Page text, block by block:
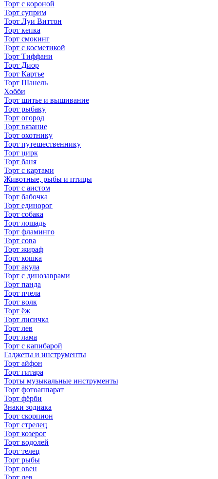
Торт с короной
Торт суприм
Торт Луи Виттон
Торт кепка
Торт смокинг
Торт с косметикой
Торт Тиффани
Торт Диор
Торт Картье
Торт Шанель
Хобби
Торт шитье и вышивание
Торт рыбаку
Торт огород
Торт вязание
Торт охотнику
Торт путешественнику
Торт цирк
Торт баня
Торт с картами
Животные, рыбы и птицы
Торт с аистом
Торт бабочка
Торт единорог
Торт собака
Торт лошадь
Торт фламинго
Торт сова
Торт жираф
Торт кошка
Торт акула
Торт с динозаврами
Торт панда
Торт пчела
Торт волк
Торт ёж
Торт лисичка
Торт лев
Торт лама
Торт с капибарой
Гаджеты и инструменты
Торт айфон
Торт гитара
Торты музыкальные инструменты
Торт фотоаппарат
Торт фёрби
Знаки зодиака
Торт скорпион
Торт стрелец
Торт козерог
Торт водолей
Торт телец
Торт рыбы
Торт овен
Торт лев